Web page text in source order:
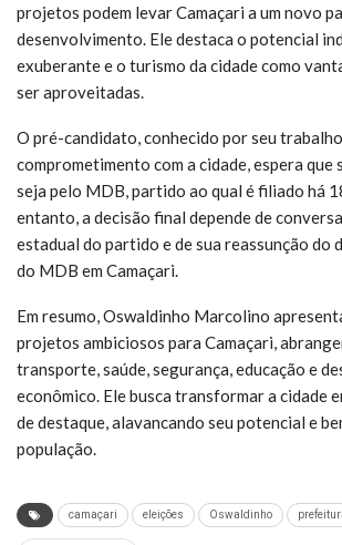
projetos podem levar Camaçari a um novo
desenvolvimento. Ele destaca o potencial
exuberante e o turismo da cidade como
ser aproveitadas.
O pré-candidato, conhecido por seu
comprometimento com a cidade, espera que
seja pelo MDB, partido ao qual é filiado há
entanto, a decisão final depende de
estadual do partido e de sua reassunção do
do MDB em Camaçari.
Em resumo, Oswaldinho Marcolino
projetos ambiciosos para Camaçari,
transporte, saúde, segurança, educação e
econômico. Ele busca transformar a cidade
de destaque, alavancando seu potencial e
população.
camaçari eleições Oswaldinho